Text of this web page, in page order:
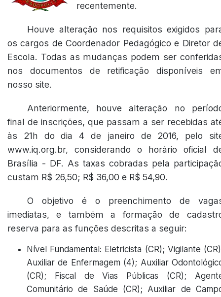
recentemente.
Houve alteração nos requisitos exigidos
os cargos de Coordenador Pedagógico e Diretor
Escola. Todas as mudanças podem ser
nos documentos de retificação disponíveis
nosso site.
Anteriormente, houve alteração no
final de inscrições, que passam a ser recebidas
às 21h do dia 4 de janeiro de 2016, pelo
www.iq.org.br, considerando o horário oficial
Brasília - DF. As taxas cobradas pela
custam R$ 26,50; R$ 36,00 e R$ 54,90.
O objetivo é o preenchimento de
imediatas, e também a formação de
reserva para as funções descritas a seguir:
Nível Fundamental: Eletricista (CR); Vigilante
Auxiliar de Enfermagem (4); Auxiliar
(CR); Fiscal de Vias Públicas (CR);
Comunitário de Saúde (CR); Auxiliar de